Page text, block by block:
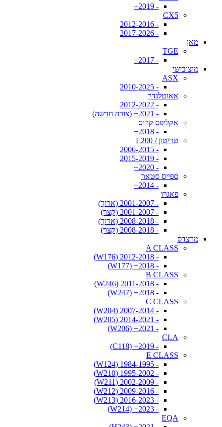
- 2019+
CX5
- 2012-2016
- 2017-2026
מאן
TGE
- 2017+
מיצובישי
ASX
- 2010-2025
אאוטלנדר
- 2012-2022
- 2021+ (צורה חדשה)
אקליפס קרוס
- 2018+
טריטון / L200
- 2006-2015
- 2015-2019
- 2020+
ספייס סטאר
- 2014+
פאגרו
- 2001-2007 (ארוך)
- 2001-2007 (קצר)
- 2008-2018 (ארוך)
- 2008-2018 (קצר)
מרצדס
A CLASS
- 2012-2018 (W176)
- 2018+ (W177)
B CLASS
- 2011-2018 (W246)
- 2018+ (W247)
C CLASS
- 2007-2014 (W204)
- 2014-2021 (W205)
- 2021+ (W206)
CLA
- 2019+ (C118)
E CLASS
- 1984-1995 (W124)
- 1995-2002 (W210)
- 2002-2009 (W211)
- 2009-2016 (W212)
- 2016-2023 (W213)
- 2023+ (W214)
EQA